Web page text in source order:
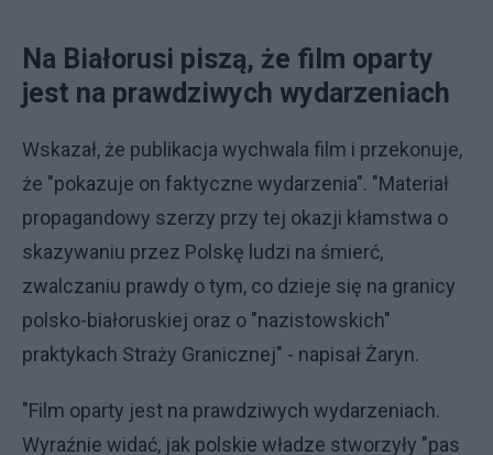
Na Białorusi piszą, że film oparty
jest na prawdziwych wydarzeniach
Wskazał, że publikacja wychwala film i przekonuje,
że "pokazuje on faktyczne wydarzenia". "Materiał
propagandowy szerzy przy tej okazji kłamstwa o
skazywaniu przez Polskę ludzi na śmierć,
zwalczaniu prawdy o tym, co dzieje się na granicy
polsko-białoruskiej oraz o "nazistowskich"
praktykach Straży Granicznej" - napisał Żaryn.
"Film oparty jest na prawdziwych wydarzeniach.
Wyraźnie widać, jak polskie władze stworzyły "pas